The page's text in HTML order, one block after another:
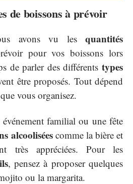
de boissons à prévoir
avons vu les quantités
pour vos boissons lors
de parler des différents types
être proposés. Tout dépend
vous organisez.
familial ou une fête
alcooliséescomme la bière et
très appréciées. Pour les
, pensez à proposer quelques
ou la margarita.